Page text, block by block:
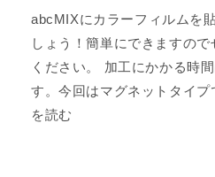
abcMIXにカラーフィルムを
しょう！簡単にできますの
ください。 加工にかかる時
す。今回はマグネットタイ
を読む